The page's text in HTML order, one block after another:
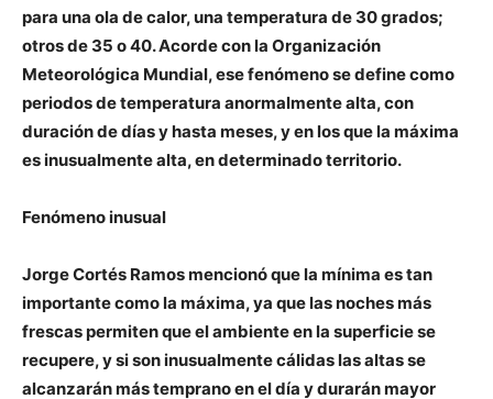
para una ola de calor, una temperatura de 30 grados;
otros de 35 o 40. Acorde con la Organización
Meteorológica Mundial, ese fenómeno se define como
periodos de temperatura anormalmente alta, con
duración de días y hasta meses, y en los que la máxima
es inusualmente alta, en determinado territorio.
Fenómeno inusual
Jorge Cortés Ramos mencionó que la mínima es tan
importante como la máxima, ya que las noches más
frescas permiten que el ambiente en la superficie se
recupere, y si son inusualmente cálidas las altas se
alcanzarán más temprano en el día y durarán mayor